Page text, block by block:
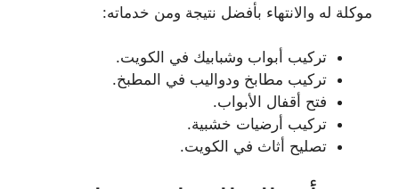
موكلة له والانتهاء بأفضل نتيجة ومن خدماته:
تركيب أبواب وشبابيك في الكويت.
تركيب مطابخ ودواليب في المطبخ.
فتح أقفال الأبواب.
تركيب أرضيات خشبية.
تصليح أثاث في الكويت.